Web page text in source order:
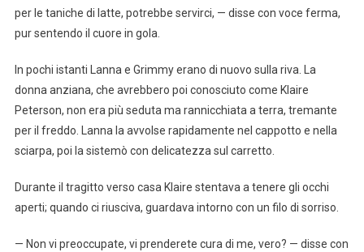
per le taniche di latte, potrebbe servirci, — disse con voce ferma,
pur sentendo il cuore in gola.
In pochi istanti Lanna e Grimmy erano di nuovo sulla riva. La
donna anziana, che avrebbero poi conosciuto come Klaire
Peterson, non era più seduta ma rannicchiata a terra, tremante
per il freddo. Lanna la avvolse rapidamente nel cappotto e nella
sciarpa, poi la sistemò con delicatezza sul carretto.
Durante il tragitto verso casa Klaire stentava a tenere gli occhi
aperti; quando ci riusciva, guardava intorno con un filo di sorriso.
— Non vi preoccupate, vi prenderete cura di me, vero? — disse con